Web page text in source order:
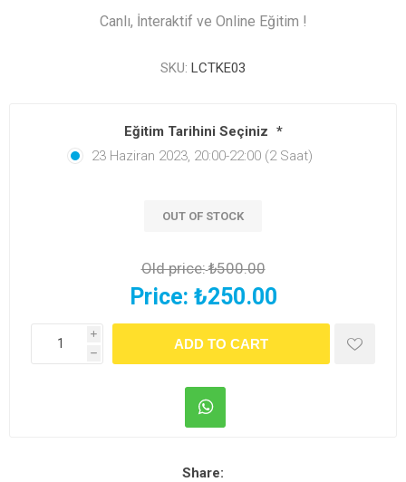
Canlı, İnteraktif ve Online Eğitim !
SKU: LCTKE03
Eğitim Tarihini Seçiniz *
23 Haziran 2023, 20:00-22:00 (2 Saat)
OUT OF STOCK
Old price:₺500.00
Price: ₺250.00
i
h
Share: